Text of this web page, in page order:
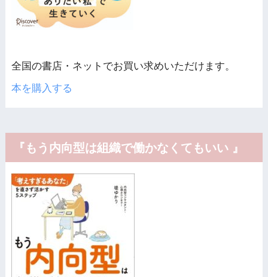
全国の書店・ネットでお買い求めいただけます。
本を購入する
『もう内向型は組織で働かなくてもいい 』